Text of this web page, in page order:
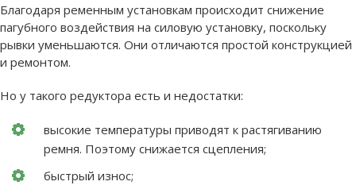
Благодаря ременным установкам происходит снижение
пагубного воздействия на силовую установку, поскольку
рывки уменьшаются. Они отличаются простой конструкцией
и ремонтом.
Но у такого редуктора есть и недостатки:
высокие температуры приводят к растягиванию
ремня. Поэтому снижается сцепления;
быстрый износ;